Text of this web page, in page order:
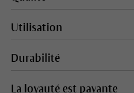
Utilisation
Durabilité
La loyauté est payante